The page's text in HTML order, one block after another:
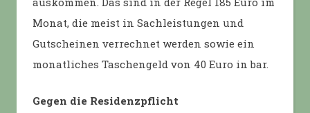
Monat, die meist in Sachleistungen und
Gutscheinen verrechnet werden sowie ein
monatliches Taschengeld von 40 Euro in bar.
Gegen die Residenzpflicht